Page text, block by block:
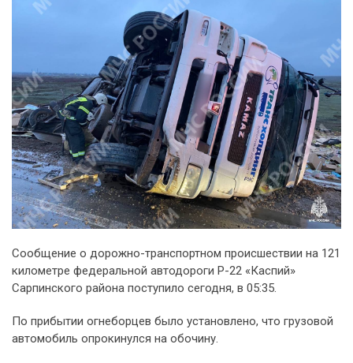
Сообщение о дорожно-транспортном происшествии на 121
километре федеральной автодороги Р-22 «Каспий»
Сарпинского района поступило сегодня, в 05:35.
По прибытии огнеборцев было установлено, что грузовой
автомобиль опрокинулся на обочину.